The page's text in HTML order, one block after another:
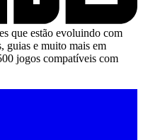
que estão evoluindo com
guias e muito mais em
jogos compatíveis com